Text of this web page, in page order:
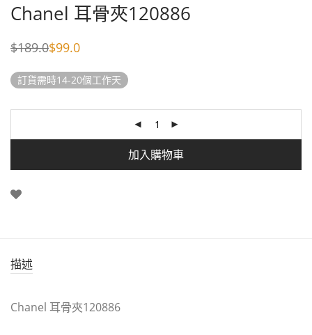
Chanel 耳骨夾120886
$189.0
Original
was:
$189.0.
$99.0
Current
is:
$99.0.
訂貨需時14-20個工作天
加入購物車
描述
Chanel 耳骨夾120886